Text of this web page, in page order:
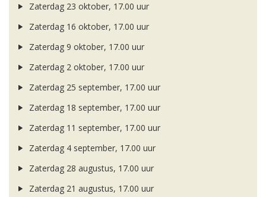
Zaterdag 23 oktober, 17.00 uur
Zaterdag 16 oktober, 17.00 uur
Zaterdag 9 oktober, 17.00 uur
Zaterdag 2 oktober, 17.00 uur
Zaterdag 25 september, 17.00 uur
Zaterdag 18 september, 17.00 uur
Zaterdag 11 september, 17.00 uur
Zaterdag 4 september, 17.00 uur
Zaterdag 28 augustus, 17.00 uur
Zaterdag 21 augustus, 17.00 uur